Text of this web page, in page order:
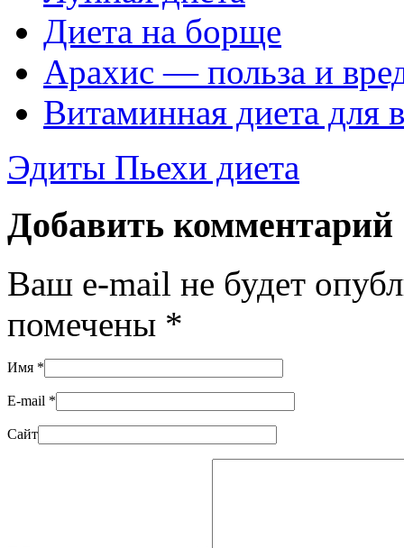
Диета на борще
Арахис — польза и
Витаминная диета для
Эдиты Пьехи диета
Добавить комментарий
Ваш e-mail не будет
помечены *
Имя *
E-mail *
Сайт